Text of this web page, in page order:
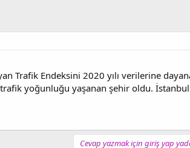
Trafik Endeksini 2020 yılı verilerine
yoğunluğu yaşanan şehir oldu.
Cevap yazmak için giriş yap